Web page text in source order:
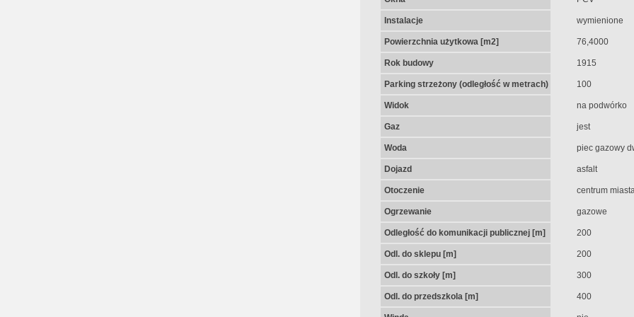
Instalacje wymienione
Powierzchnia użytkowa [m2] 76,4000
Rok budowy 1915
Parking strzeżony (odległość w metrach) 100
Widok na podwórko
Gaz jest
Woda piec gazowy
Dojazd asfalt
Otoczenie centrum
Ogrzewanie gazowe
Odległość do komunikacji publicznej [m] 200
Odl. do sklepu [m] 200
Odl. do szkoły [m] 300
Odl. do przedszkola [m] 400